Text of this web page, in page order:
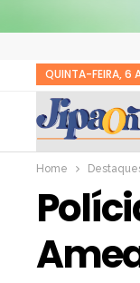
QUINTA-FEIRA, 6
Home